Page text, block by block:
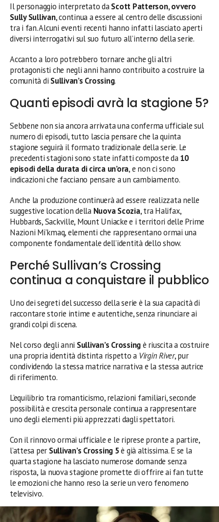
Il personaggio interpretato daScott Patterson, ovvero
Sully Sullivan, continua a essere al centro delle discussioni
tra i fan. Alcuni eventi recenti hanno infatti lasciato aperti
diversi interrogativi sul suo futuro all’interno della serie.
Accanto a loro potrebbero tornare anche gli altri
protagonisti che negli anni hanno contribuito a costruire la
comunità di Sullivan’s Crossing.
Quanti episodi avrà la stagione 5?
Sebbene non sia ancora arrivata una conferma ufficiale sul
numero di episodi, tutto lascia pensare che la quinta
stagione seguirà il formato tradizionale della serie. Le
precedenti stagioni sono state infatti composte da10
episodi della durata di circa un’ora, e non ci sono
indicazioni che facciano pensare a un cambiamento.
Anche la produzione continuerà ad essere realizzata nelle
suggestive location della Nuova Scozia, tra Halifax,
Hubbards, Sackville, Mount Uniacke e i territori delle Prime
Nazioni Mi’kmaq, elementi che rappresentano ormai una
componente fondamentale dell’identità dello show.
Perché Sullivan’s Crossing
continua a conquistare il pubblico
Uno dei segreti del successo della serie è la sua capacità di
raccontare storie intime e autentiche, senza rinunciare ai
grandi colpi di scena.
Nel corso degli anni Sullivan’s Crossingè riuscita a costruire
una propria identità distinta rispetto a Virgin River, pur
condividendo la stessa matrice narrativa e la stessa autrice
di riferimento.
L’equilibrio tra romanticismo, relazioni familiari, seconde
possibilità e crescita personale continua a rappresentare
uno degli elementi più apprezzati dagli spettatori.
Con il rinnovo ormai ufficiale e le riprese pronte a partire,
l’attesa per Sullivan’s Crossing 5è già altissima. E se la
quarta stagione ha lasciato numerose domande senza
risposta, la nuova stagione promette di offrire ai fan tutte
le emozioni che hanno reso la serie un vero fenomeno
televisivo.